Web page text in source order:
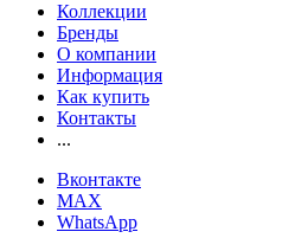
Коллекции
Бренды
О компании
Информация
Как купить
Контакты
...
Вконтакте
MAX
WhatsApp